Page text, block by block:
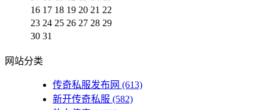
16 17 18 19 20 21 22
23 24 25 26 27 28 29
30 31
网站分类
传奇私服发布网 (613)
新开传奇私服 (582)